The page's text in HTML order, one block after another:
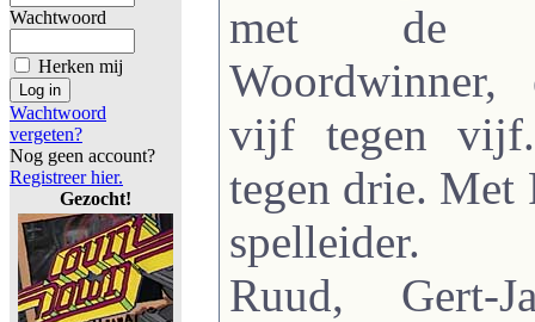
Wachtwoord
Herken mij
Wachtwoord
vergeten?
Nog geen account?
Registreer hier.
Gezocht!
met de
vijf tegen
tegen drie. Met
spelleider.
Ruud,